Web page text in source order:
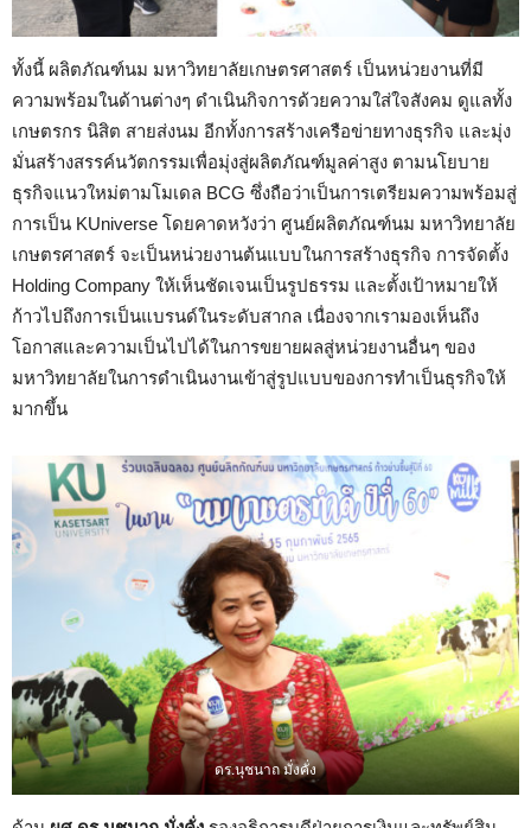
ทั้งนี้ ผลิตภัณฑ์นม มหาวิทยาลัยเกษตรศาสตร์ เป็นหน่วยงานที่มี
ความพร้อมในด้านต่างๆ ดำเนินกิจการด้วยความใส่ใจสังคม ดูแลทั้ง
เกษตรกร นิสิต สายส่งนม อีกทั้งการสร้างเครือข่ายทางธุรกิจ และมุ่ง
มั่นสร้างสรรค์นวัตกรรมเพื่อมุ่งสู่ผลิตภัณฑ์มูลค่าสูง ตามนโยบาย
ธุรกิจแนวใหม่ตามโมเดล BCG ซึ่งถือว่าเป็นการเตรียมความพร้อมสู่
การเป็น KUniverse โดยคาดหวังว่า ศูนย์ผลิตภัณฑ์นม มหาวิทยาลัย
เกษตรศาสตร์ จะเป็นหน่วยงานต้นแบบในการสร้างธุรกิจ การจัดตั้ง
Holding Company ให้เห็นชัดเจนเป็นรูปธรรม และตั้งเป้าหมายให้
ก้าวไปถึงการเป็นแบรนด์ในระดับสากล เนื่องจากเรามองเห็นถึง
โอกาสและความเป็นไปได้ในการขยายผลสู่หน่วยงานอื่นๆ ของ
มหาวิทยาลัยในการดำเนินงานเข้าสู่รูปแบบของการทำเป็นธุรกิจให้
มากขึ้น
ดร.นุชนาถ มั่งคั่ง